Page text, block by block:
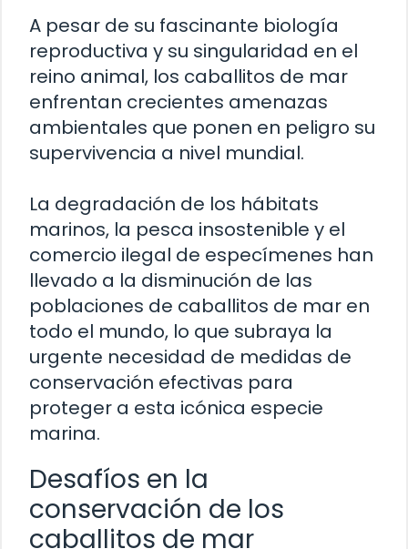
A pesar de su fascinante biología
reproductiva y su singularidad en el
reino animal, los caballitos de mar
enfrentan crecientes amenazas
ambientales que ponen en peligro su
supervivencia a nivel mundial.
La degradación de los hábitats
marinos, la pesca insostenible y el
comercio ilegal de especímenes han
llevado a la disminución de las
poblaciones de caballitos de mar en
todo el mundo, lo que subraya la
urgente necesidad de medidas de
conservación efectivas para
proteger a esta icónica especie
marina.
Desafíos en la
conservación de los
caballitos de mar